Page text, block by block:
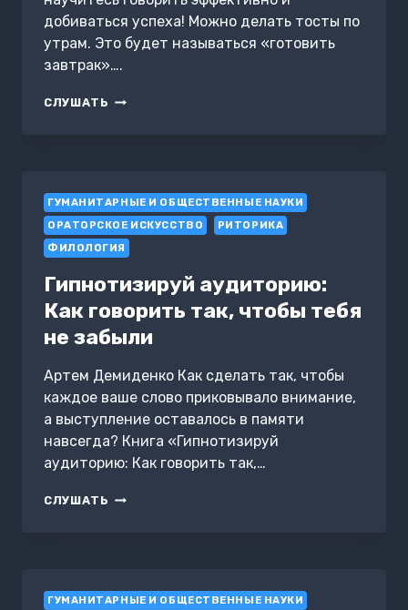
добиваться успеха! Можно делать тосты по
утрам. Это будет называться «готовить
завтрак»….
СЛУШАТЬ ГОВОРИ,
И
ДОСТИГАТЬ
СВОИХ
ЦЕЛЕЙ
ГУМАНИТАРНЫЕ И ОБЩЕСТВЕННЫЕ НАУКИ
ОРАТОРСКОЕ ИСКУССТВО
РИТОРИКА
ФИЛОЛОГИЯ
Гипнотизируй аудиторию:
Как говорить так, чтобы тебя
не забыли
Артем Демиденко Как сделать так, чтобы
каждое ваше слово приковывало внимание,
а выступление оставалось в памяти
навсегда? Книга «Гипнотизируй
аудиторию: Как говорить так,…
СЛУШАТЬ ГИПНОТИЗИРУЙ
ТЕБЯ
ГУМАНИТАРНЫЕ И ОБЩЕСТВЕННЫЕ НАУКИ